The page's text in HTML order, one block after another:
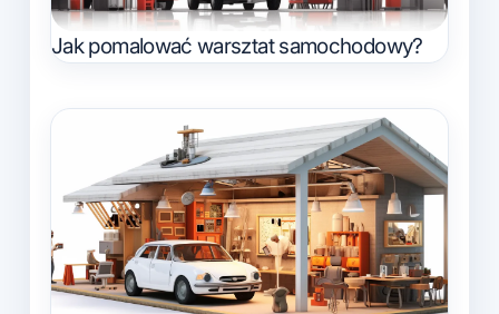
Jak pomalować warsztat samochodowy?